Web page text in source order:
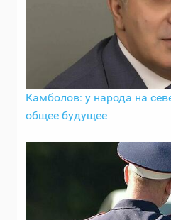
Камболов: у народа на
общее будущее